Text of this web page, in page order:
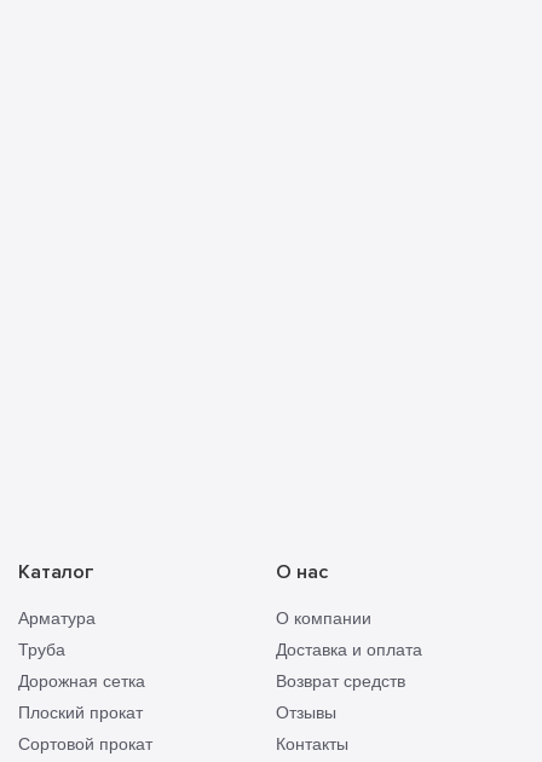
Каталог
Арматура
Труба
Дорожная сетка
Плоский прокат
Сортовой прокат
О нас
О компании
Доставка и оплата
Возврат средств
Отзывы
Контакты